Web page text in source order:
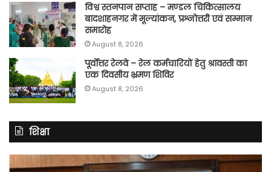
विश्व स्तनपान सप्ताह – मण्डल चिकित्सालय
बादशाहनगर में मूल्यांकन, प्रश्नोत्तरी एवं सम्मान
समारोह
August 8, 2026
पूर्वाेत्तर रेलवे – रेल कर्मचारियों हेतु श्रावस्ती का
एक दिवसीय भ्रमण शिविर
August 8, 2026
शिक्षा